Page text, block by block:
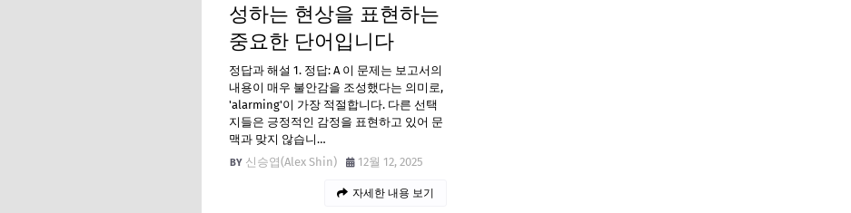
성하는 현상을 표현하는
중요한 단어입니다
정답과 해설 1. 정답: A 이 문제는 보고서의
내용이 매우 불안감을 조성했다는 의미로,
'alarming'이 가장 적절합니다. 다른 선택
지들은 긍정적인 감정을 표현하고 있어 문
맥과 맞지 않습니…
신승엽(Alex Shin)
12월 12, 2025
자세한 내용 보기